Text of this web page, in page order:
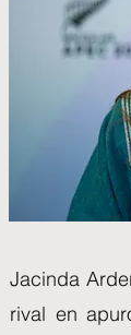
Jacinda
rival en